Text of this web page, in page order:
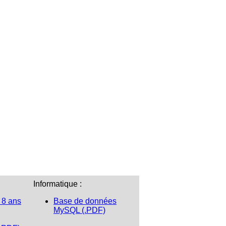
ans
Informatique :
Base de données
MySQL (.PDF)